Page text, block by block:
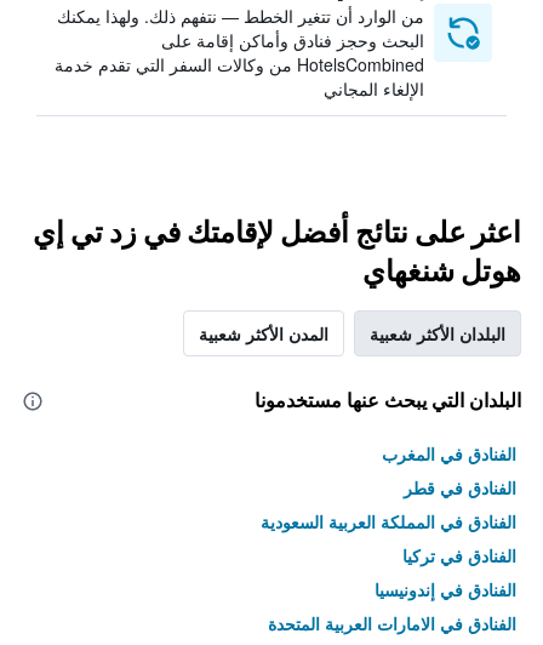
من الوارد أن تتغير الخطط — نتفهم ذلك. ولهذا يمكنك
البحث وحجز فنادق وأماكن إقامة على
HotelsCombined من وكالات السفر التي تقدم خدمة
الإلغاء المجاني
اعثر على نتائج أفضل لإقامتك في زد تي إي
هوتل شنغهاي
البلدان الأكثر شعبية المدن الأكثر شعبية
البلدان التي يبحث عنها مستخدمونا
الفنادق في المغرب
الفنادق في قطر
الفنادق في المملكة العربية السعودية
الفنادق في تركيا
الفنادق في إندونيسيا
الفنادق في الامارات العربية المتحدة